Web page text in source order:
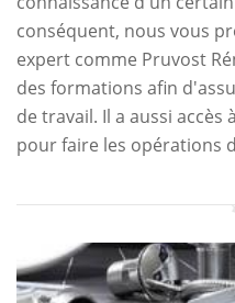
conséquent, nous vous
expert comme Pruvost
des formations afin
de travail. Il a aussi
pour faire les opérations